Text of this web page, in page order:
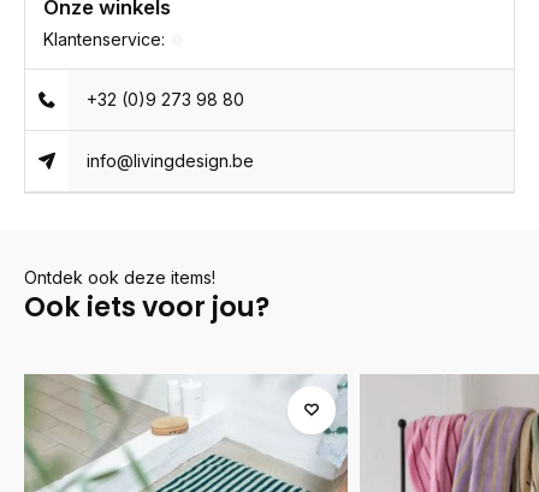
Onze winkels
Klantenservice:
+32 (0)9 273 98 80
info@livingdesign.be
Ontdek ook deze items!
Ook iets voor jou?